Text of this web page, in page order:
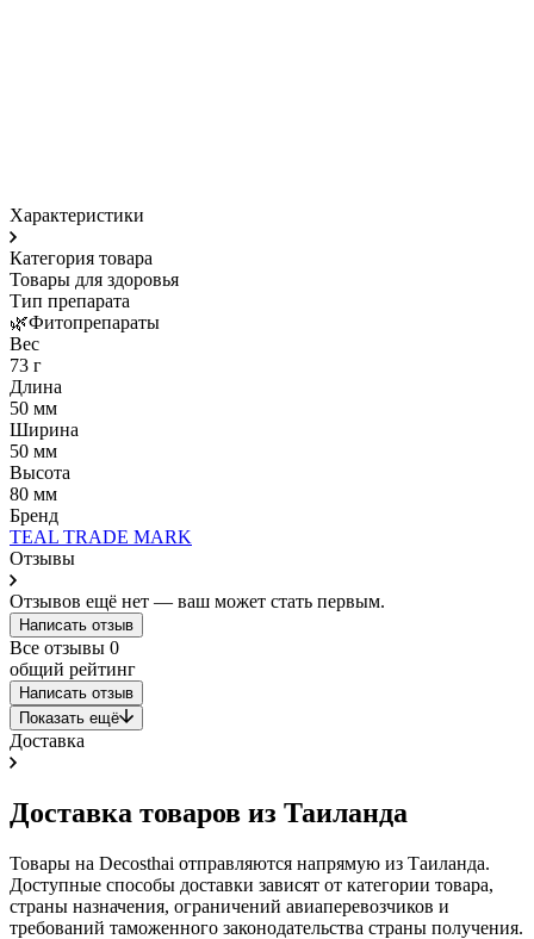
Характеристики
Категория товара
Товары для здоровья
Тип препарата
🌿Фитопрепараты
Вес
73 г
Длина
50 мм
Ширина
50 мм
Высота
80 мм
Бренд
TEAL TRADE MARK
Отзывы
Отзывов ещё нет — ваш может стать первым.
Написать отзыв
Все отзывы 0
общий рейтинг
Написать отзыв
Показать ещё
Доставка
Доставка товаров из Таиланда
Товары на Decosthai отправляются напрямую из Таиланда.
Доступные способы доставки зависят от категории товара,
страны назначения, ограничений авиаперевозчиков и
требований таможенного законодательства страны получения.